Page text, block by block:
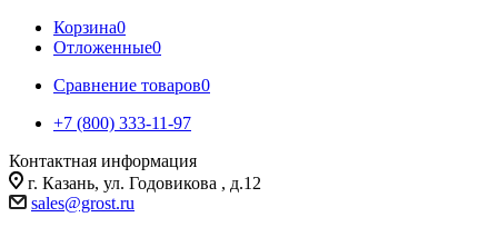
Корзина0
Отложенные0
Сравнение товаров0
+7 (800) 333-11-97
Контактная информация
г. Казань, ул. Годовикова , д.12
sales@grost.ru